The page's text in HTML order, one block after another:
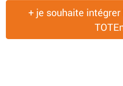
+ je souhaite